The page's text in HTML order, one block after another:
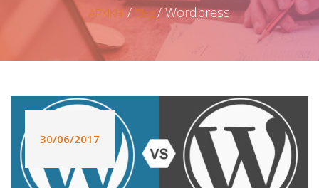
ΑΡΧΙΚΗ Blog Wordpress
30/06/2017